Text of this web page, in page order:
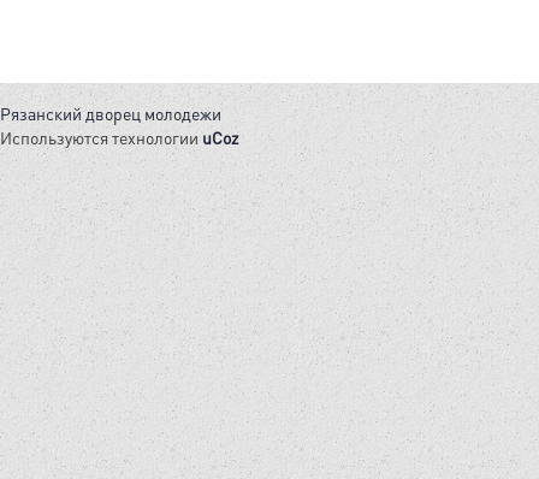
Рязанский дворец молодежи
Используются технологии uCoz